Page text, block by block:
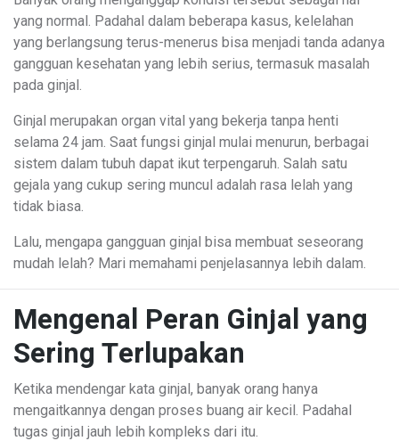
yang normal. Padahal dalam beberapa kasus, kelelahan
yang berlangsung terus-menerus bisa menjadi tanda adanya
gangguan kesehatan yang lebih serius, termasuk masalah
pada ginjal.
Ginjal merupakan organ vital yang bekerja tanpa henti
selama 24 jam. Saat fungsi ginjal mulai menurun, berbagai
sistem dalam tubuh dapat ikut terpengaruh. Salah satu
gejala yang cukup sering muncul adalah rasa lelah yang
tidak biasa.
Lalu, mengapa gangguan ginjal bisa membuat seseorang
mudah lelah? Mari memahami penjelasannya lebih dalam.
Mengenal Peran Ginjal yang
Sering Terlupakan
Ketika mendengar kata ginjal, banyak orang hanya
mengaitkannya dengan proses buang air kecil. Padahal
tugas ginjal jauh lebih kompleks dari itu.